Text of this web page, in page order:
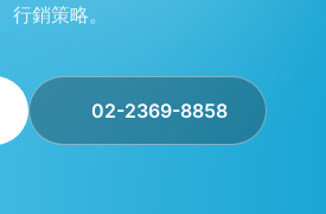
行銷策略。
02-2369-8858